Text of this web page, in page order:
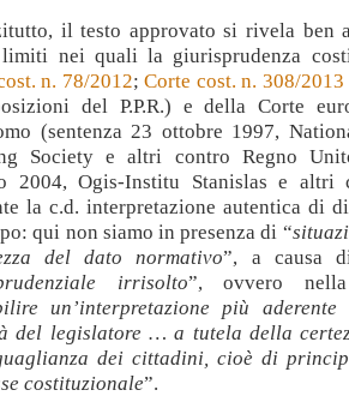
il testo approvato si rivela ben
nei quali la giurisprudenza
n. 78/2012;Corte cost. n. 308/2013
del P.P.R.) e della Corte
(sentenza 23 ottobre 1997,
Society e altri contro Regno
2004, Ogis-Institu Stanislas e altri
la c.d. interpretazione autentica di
qui non siamo in presenza di “
del dato normativo”, a causa
irrisolto”, ovvero
un’interpretazione più
del legislatore … a tutela della
dei cittadini, cioè di
costituzionale”.